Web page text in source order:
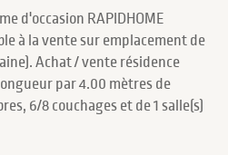
d'occasion RAPIDHOME
à la vente sur emplacement de
Achat / vente résidence
par 4.00 mètres de
6/8 couchages et de 1 salle(s)